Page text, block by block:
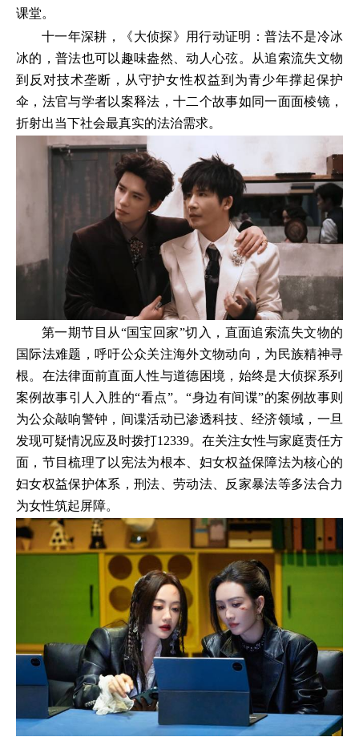
课堂。
十一年深耕，《大侦探》用行动证明：普法不是冷冰
冰的，普法也可以趣味盎然、动人心弦。从追索流失文物
到反对技术垄断，从守护女性权益到为青少年撑起保护
伞，法官与学者以案释法，十二个故事如同一面面棱镜，
折射出当下社会最真实的法治需求。
第一期节目从“国宝回家”切入，直面追索流失文物的
国际法难题，呼吁公众关注海外文物动向，为民族精神寻
根。在法律面前直面人性与道德困境，始终是大侦探系列
案例故事引人入胜的“看点”。“身边有间谍”的案例故事则
为公众敲响警钟，间谍活动已渗透科技、经济领域，一旦
发现可疑情况应及时拨打12339。在关注女性与家庭责任方
面，节目梳理了以宪法为根本、妇女权益保障法为核心的
妇女权益保护体系，刑法、劳动法、反家暴法等多法合力
为女性筑起屏障。